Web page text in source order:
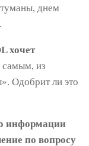
днем
хочет
самым, из
Одобрит ли это
информации
по вопросу